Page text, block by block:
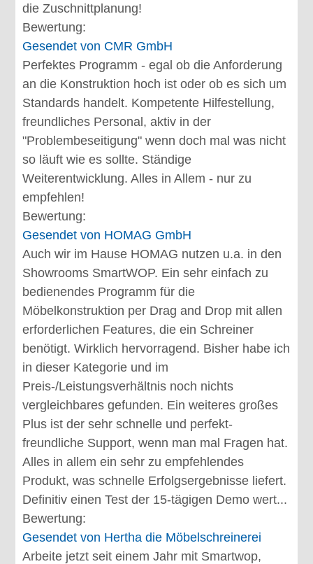
die Zuschnittplanung!
Bewertung:
Gesendet von CMR GmbH
Perfektes Programm - egal ob die Anforderung
an die Konstruktion hoch ist oder ob es sich um
Standards handelt. Kompetente Hilfestellung,
freundliches Personal, aktiv in der
"Problembeseitigung" wenn doch mal was nicht
so läuft wie es sollte. Ständige
Weiterentwicklung. Alles in Allem - nur zu
empfehlen!
Bewertung:
Gesendet von HOMAG GmbH
Auch wir im Hause HOMAG nutzen u.a. in den
Showrooms SmartWOP. Ein sehr einfach zu
bedienendes Programm für die
Möbelkonstruktion per Drag and Drop mit allen
erforderlichen Features, die ein Schreiner
benötigt. Wirklich hervorragend. Bisher habe ich
in dieser Kategorie und im
Preis-/Leistungsverhältnis noch nichts
vergleichbares gefunden. Ein weiteres großes
Plus ist der sehr schnelle und perfekt-
freundliche Support, wenn man mal Fragen hat.
Alles in allem ein sehr zu empfehlendes
Produkt, was schnelle Erfolgsergebnisse liefert.
Definitiv einen Test der 15-tägigen Demo wert...
Bewertung:
Gesendet von Hertha die Möbelschreinerei
Arbeite jetzt seit einem Jahr mit Smartwop,